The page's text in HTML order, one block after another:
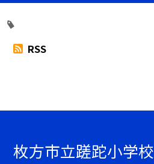
RSS
枚方市立蹉跎小学校